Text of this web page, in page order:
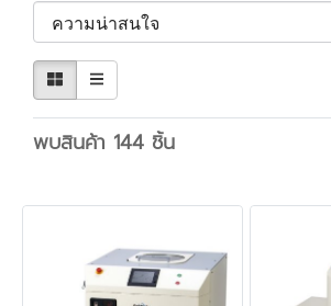
พบสินค้า 144 ชิ้น